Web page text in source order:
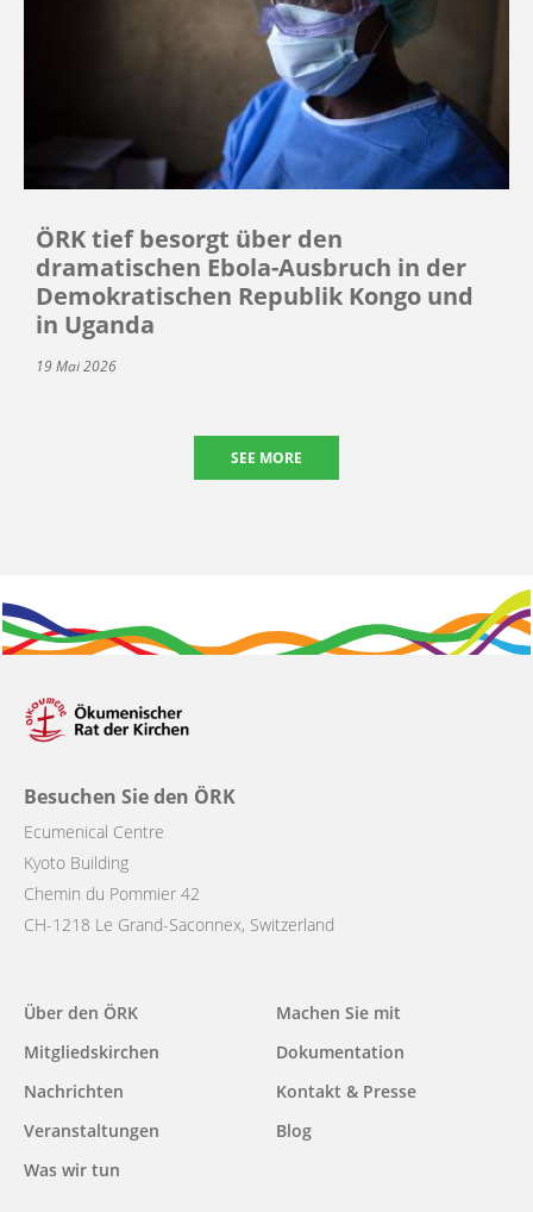
ÖRK tief besorgt über den
dramatischen Ebola-Ausbruch in der
Demokratischen Republik Kongo und
in Uganda
19 Mai 2026
SEE MORE
Besuchen Sie den ÖRK
Ecumenical Centre
Kyoto Building
Chemin du Pommier 42
CH-1218 Le Grand-Saconnex, Switzerland
Main
navigation
Über den ÖRK
Mitgliedskirchen
Nachrichten
Veranstaltungen
Was wir tun
Machen Sie mit
Dokumentation
Kontakt & Presse
Blog